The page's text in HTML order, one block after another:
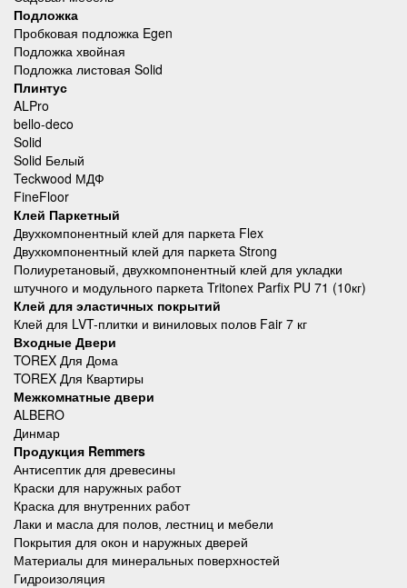
Подложка
Пробковая подложка Egen
Подложка хвойная
Подложка листовая Solid
Плинтус
ALPro
bello-deco
Solid
Solid Белый
Teckwood МДФ
FineFloor
Клей Паркетный
Двухкомпонентный клей для паркета Flex
Двухкомпонентный клей для паркета Strong
Полиуретановый, двухкомпонентный клей для укладки
штучного и модульного паркета Tritonex Parfix PU 71 (10кг)
Клей для эластичных покрытий
Клей для LVT-плитки и виниловых полов Fair 7 кг
Входные Двери
TOREX Для Дома
TOREX Для Квартиры
Межкомнатные двери
ALBERO
Динмар
Продукция Remmers
Антисептик для древесины
Краски для наружных работ
Краска для внутренних работ
Лаки и масла для полов, лестниц и мебели
Покрытия для окон и наружных дверей
Материалы для минеральных поверхностей
Гидроизоляция